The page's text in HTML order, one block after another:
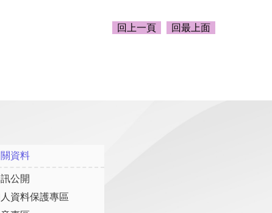
回上一頁 回最上面
資料
公開
資料保護專區